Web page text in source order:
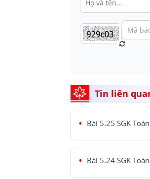
Tin liên
Bài 5.25 SGK
Bài 5.24 SGK